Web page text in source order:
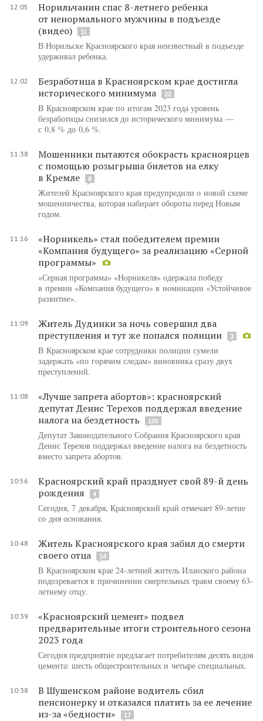
12:05
Норильчанин спас 8-летнего ребенка
от ненормального мужчины в подъезде
(видео)
11
В Норильске Красноярского края неизвестный в подъезде
удерживал ребенка.
12:02
Безработица в Красноярском крае достигла
исторического минимума
22
В Красноярском крае по итогам 2023 года уровень
безработицы снизился до исторического минимума —
с 0,8 % до 0,6 %.
11:38
Мошенники пытаются обокрасть красноярцев
с помощью розыгрыша билетов на елку
в Кремле
8
Жителей Красноярского края предупредили о новой схеме
мошенничества, которая набирает обороты перед Новым
годом.
11:16
«Норникель» стал победителем премии
«Компания будущего» за реализацию «Серной
программы»
«Серная программа» «Норникеля» одержала победу
в премии «Компания будущего» в номинации «Устойчивое
развитие».
11:09
Житель Дудинки за ночь совершил два
преступления и тут же попался полиции
3
В Красноярском крае сотрудники полиции сумели
задержать «по горячим следам» виновника сразу двух
преступлений.
11:08
«Лучше запрета абортов»: красноярский
депутат Денис Терехов поддержал введение
налога на бездетность
100
Депутат Законодательного Собрания Красноярского края
Денис Терехов поддержал введение налога на бездетность
вместо запрета абортов.
10:56
Красноярский край празднует свой 89-й день
рождения
4
Сегодня, 7 декабря, Красноярский край отмечает 89-летие
со дня основания.
10:48
Житель Красноярского края забил до смерти
своего отца
14
В Красноярском крае 24-летний житель Иланского района
подозревается в причинении смертельных травм своему 63-
летнему отцу.
10:39
«Красноярский цемент» подвел
предварительные итоги строительного сезона
2023 года
Сегодня предприятие предлагает потребителям десять видов
цемента: шесть общестроительных и четыре специальных.
10:38
В Шушенском районе водитель сбил
пенсионерку и отказался платить за ее лечение
из-за «бедности»
17